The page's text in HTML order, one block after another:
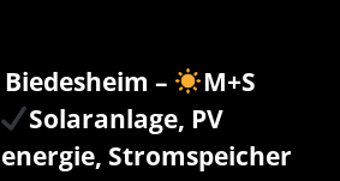
–
M+S
Solaranlage, PV
Stromspeicher